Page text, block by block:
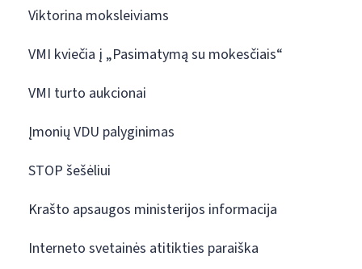
Viktorina moksleiviams
VMI kviečia į „Pasimatymą su mokesčiais“
VMI turto aukcionai
Įmonių VDU palyginimas
STOP šešėliui
Krašto apsaugos ministerijos informacija
Interneto svetainės atitikties paraiška